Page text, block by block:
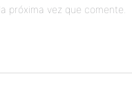
próxima vez que comente.